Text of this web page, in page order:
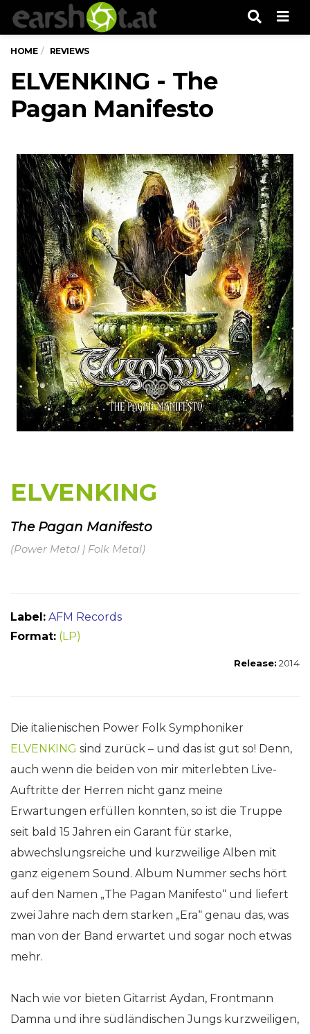
HOME REVIEWS
ELVENKING - The
Pagan Manifesto
ELVENKING
The Pagan Manifesto
(Power Metal | Folk Metal)
Label: AFM Records
Format: (LP)
Release: 2014
Die italienischen Power Folk Symphoniker
ELVENKING sind zurück – und das ist gut so! Denn,
auch wenn die beiden von mir miterlebten Live-
Auftritte der Herren nicht ganz meine
Erwartungen erfüllen konnten, so ist die Truppe
seit bald 15 Jahren ein Garant für starke,
abwechslungsreiche und kurzweilige Alben mit
ganz eigenem Sound. Album Nummer sechs hört
auf den Namen „The Pagan Manifesto“ und liefert
zwei Jahre nach dem starken „Era“ genau das, was
man von der Band erwartet und sogar noch etwas
mehr.
Nach wie vor bieten Gitarrist Aydan, Frontmann
Damna und ihre südländischen Jungs kurzweiligen,